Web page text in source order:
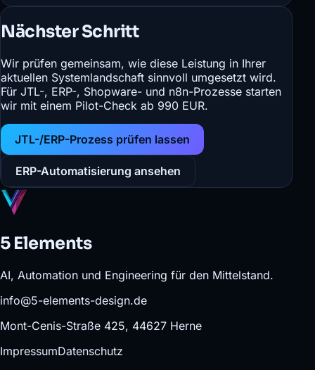
Nächster Schritt
Wir prüfen gemeinsam, wie diese Leistung in Ihrer
aktuellen Systemlandschaft sinnvoll umgesetzt wird.
Für JTL-, ERP-, Shopware- und n8n-Prozesse starten
wir mit einem Pilot-Check ab 990 EUR.
JTL-/ERP-Prozess prüfen lassen
ERP-Automatisierung ansehen
5 Elements
AI, Automation und Engineering für den Mittelstand.
info@5-elements-design.de
Mont-Cenis-Straße 425, 44627 Herne
ImpressumDatenschutz